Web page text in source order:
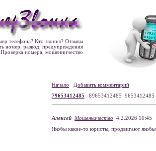
телефона? Кто звонил? Отзывы
номер, развод, предупреждения
Проверка номера, мошенничество
Начало
Добавить комментарий
79653412485 89653412485
Алексей Мошенничество 4.2.2026 10:45
Якобы какие-то юристы, продвигают